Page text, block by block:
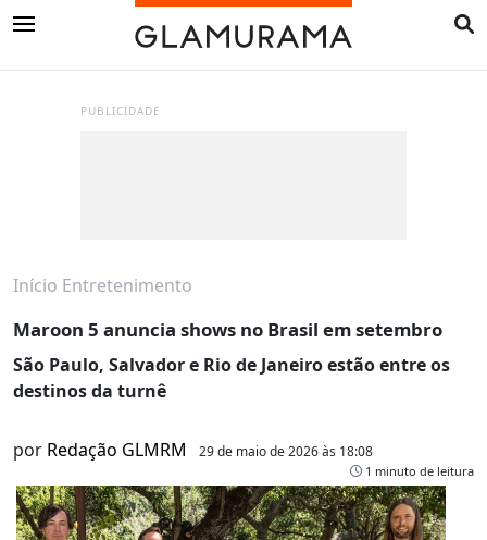
PUBLICIDADE
Início Entretenimento
Maroon 5 anuncia shows no Brasil em setembro
São Paulo, Salvador e Rio de Janeiro estão entre os
destinos da turnê
por Redação GLMRM 29 de maio de 2026 às 18:08
1 minuto de leitura